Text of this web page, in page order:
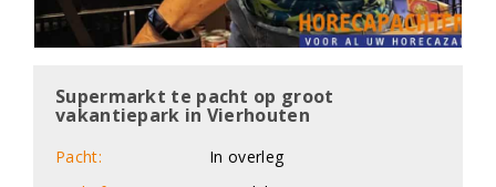
Supermarkt te pacht op groot
vakantiepark in Vierhouten
Pacht:
In overleg